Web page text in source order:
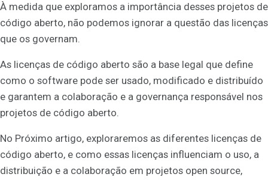
À medida que exploramos a importância desses projetos de
código aberto, não podemos ignorar a questão das licenças
que os governam.
As licenças de código aberto são a base legal que define
como o software pode ser usado, modificado e distribuído
e garantem a colaboração e a governança responsável nos
projetos de código aberto.
No Próximo artigo, exploraremos as diferentes licenças de
código aberto, e como essas licenças influenciam o uso, a
distribuição e a colaboração em projetos open source,